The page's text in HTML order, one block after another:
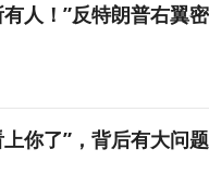
人！”反特朗普右翼
你了”，背后有大问题